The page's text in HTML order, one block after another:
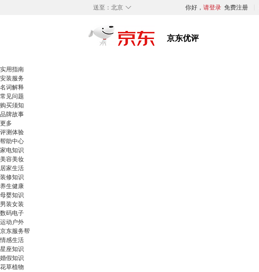
◇
送至： 北京 你好， 请登录 免费注册
实用指南
安装服务
名词解释
常见问题
购买须知
品牌故事
更多
评测体验
帮助中心
家电知识
美容美妆
居家生活
装修知识
养生健康
母婴知识
男装女装
数码电子
运动户外
京东服务帮
情感生活
星座知识
婚假知识
花草植物